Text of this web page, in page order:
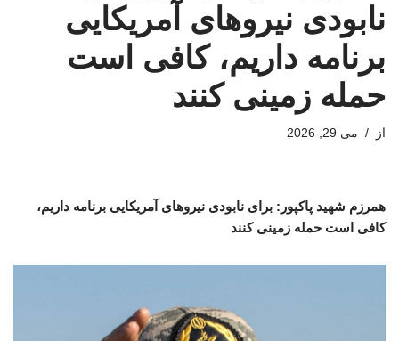
نابودی نیروهای آمریکایی
برنامه داریم، کافی است
حمله زمینی کنند
از می 29, 2026
همرزم شهید پاکپور: برای نابودی نیروهای آمریکایی برنامه داریم،
کافی است حمله زمینی کنند